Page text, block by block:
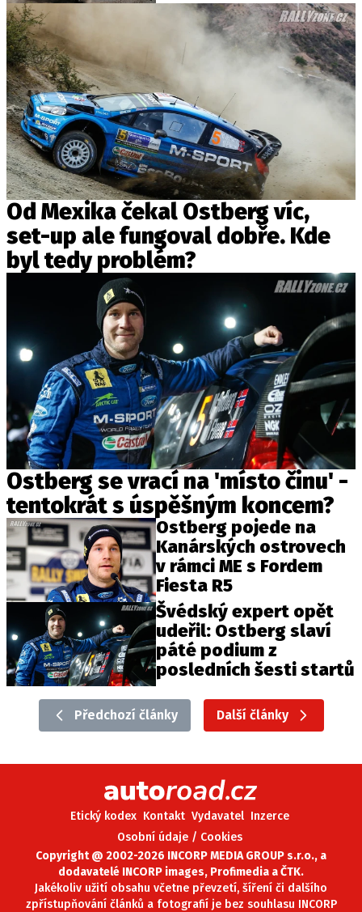
Od Mexika čekal Ostberg víc,
set-up ale fungoval dobře. Kde
byl tedy problém?
Ostberg se vrací na 'místo činu' -
tentokrát s úspěšným koncem?
Ostberg pojede na
Kanárských ostrovech
v rámci ME s Fordem
Fiesta R5
Švédský expert opět
udeřil: Ostberg slaví
páté podium z
posledních šesti startů
Předchozí články Další články
Etický kodex Kontakt Vydavatel Inzerce
Osobní údaje / Cookies
Copyright @ 2002-2026 INCORP MEDIA GROUP s.r.o., a
dodavatelé INCORP images, Profimedia a ČTK.
Jakékoliv užití obsahu včetne převzetí, šíření či dalšího
zpřístupňování článků a fotografií je bez souhlasu INCORP